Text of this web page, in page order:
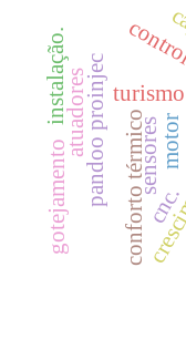
motor
conforto térmico
pandoo proinjec sensores
atuadores
instalação.
cnc.
gotejamento